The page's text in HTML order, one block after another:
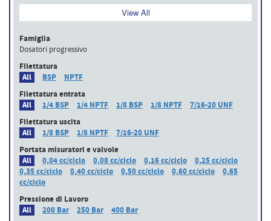
View All
Famiglia
Dosatori progressivo
Filettatura
All
BSP
NPTF
Filettatura entrata
All
1/4 BSP 1/4 NPTF 1/8 BSP 1/8 NPTF
7/16-20 UNF
Filettatura uscita
All
1/8 BSP 1/8 NPTF
7/16-20 UNF
Portata misuratori e valvole
All
0,04 cc/ciclo 0,08 cc/ciclo 0,16 cc/ciclo
0,25 cc/ciclo
0,35 cc/ciclo
0,40 cc/ciclo 0,50 cc/ciclo 0,60 cc/ciclo
0,65
cc/ciclo
Pressione di Lavoro
All
200 Bar 250 Bar
400 Bar